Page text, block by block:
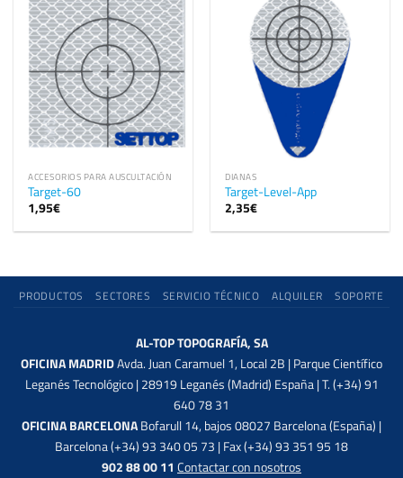
ACCESORIOS PARA AUSCULTACIÓN
Target-60
1,95€
DIANAS
Target-Level-App
2,35€
PRODUCTOS SECTORES SERVICIO TÉCNICO ALQUILER SOPORTE
AL-TOP TOPOGRAFÍA, SA
OFICINA MADRIDAvda. Juan Caramuel 1, Local 2B | Parque Científico
Leganés Tecnológico | 28919 Leganés (Madrid) España | T. (+34) 91
640 78 31
OFICINA BARCELONABofarull 14, bajos 08027 Barcelona (España) |
Barcelona (+34) 93 340 05 73 | Fax (+34) 93 351 95 18
902 88 00 11 Contactar con nosotros